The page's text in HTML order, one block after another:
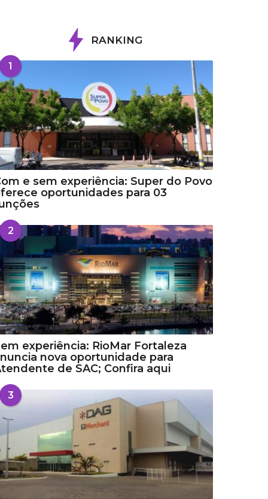
RANKING
1
e sem experiência: Super do Povo
oportunidades para 03
2
experiência: RioMar Fortaleza
nova oportunidade para
de SAC; Confira aqui
3